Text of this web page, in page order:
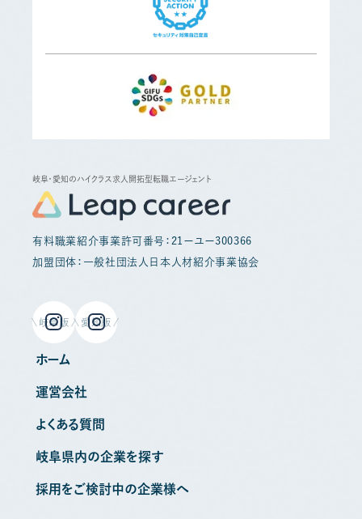
岐阜・愛知のハイクラス求人開拓型転職エージェント
有料職業紹介事業許可番号：21ーユー300366
加盟団体：一般社団法人日本人材紹介事業協会
岐阜版 愛知版
ホーム
運営会社
よくある質問
岐阜県内の企業を探す
採用をご検討中の企業様へ